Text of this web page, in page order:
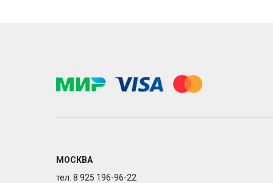
МОСКВА
тел. 8 925 196-96-22